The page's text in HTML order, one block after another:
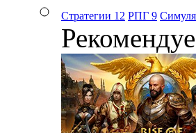
Стратегии 12 РПГ 9